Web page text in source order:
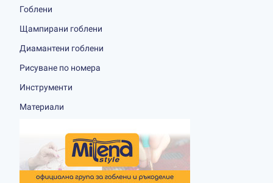
Гоблени
Щампирани гоблени
Диамантени гоблени
Рисуване по номера
Инструменти
Материали